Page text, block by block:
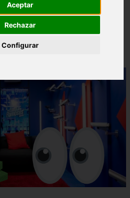
Aceptar
Rechazar
Configurar
en España:
euros mensuales